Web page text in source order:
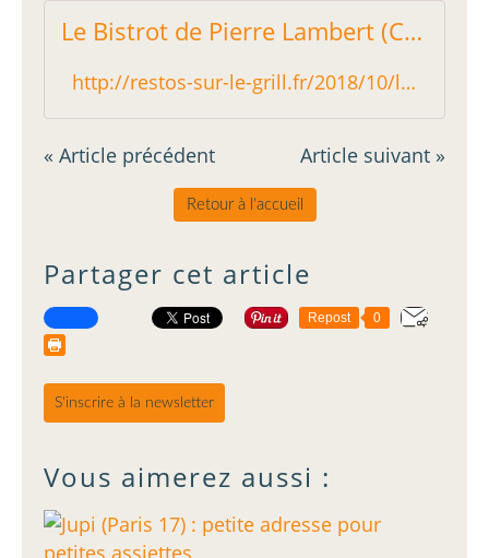
Le Bistrot de Pierre Lambert (Courbevoie) : de plus en plus gastronomique - Restos sur le Grill - Blog critique des restaurants de Paris indépendant !
http://restos-sur-le-grill.fr/2018/10/le-bistrot-de-pierre-lambert-courbevoie-de-plus-en-plus-gastronomique.html
« Article précédent Article suivant »
Retour à l'accueil
Partager cet article
Repost 0
S'inscrire à la newsletter
Vous aimerez aussi :